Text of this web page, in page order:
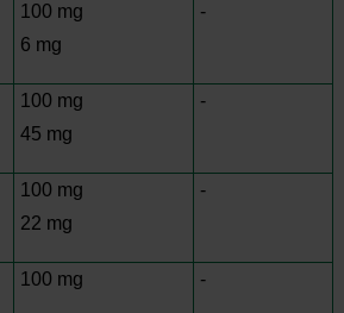
100 mg
6 mg
-
100 mg
45 mg
-
100 mg
22 mg
-
100 mg -